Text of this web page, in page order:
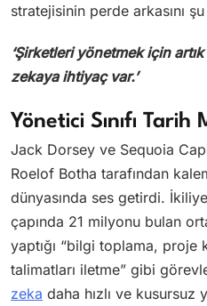
stratejisinin perde arkasını
‘Şirketleri yönetmek için
zekaya ihtiyaç var.’
Yönetici Sınıfı
Jack Dorsey ve Sequoia
Roelof Botha tarafından
dünyasında ses getirdi.
çapında 21 milyonu bulan
yaptığı “bilgi toplama, proje
talimatları iletme” gibi
zeka daha hızlı ve kusursuz